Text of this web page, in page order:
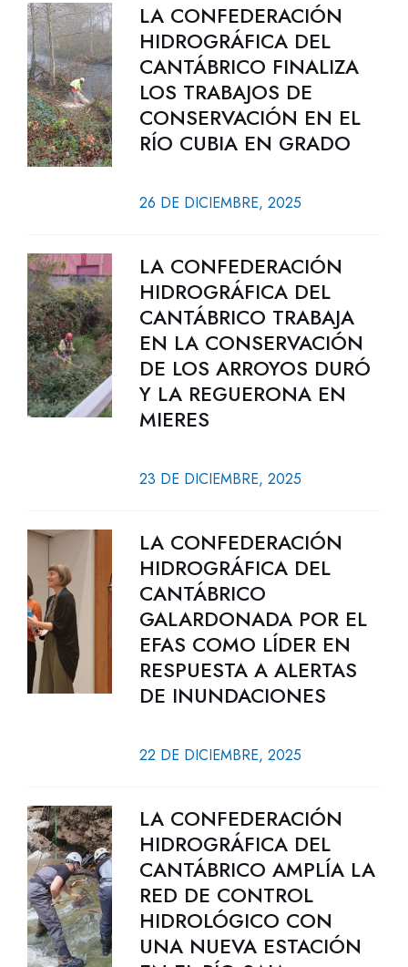
LA CONFEDERACIÓN
HIDROGRÁFICA DEL
CANTÁBRICO FINALIZA
LOS TRABAJOS DE
CONSERVACIÓN EN EL
RÍO CUBIA EN GRADO
26 DE DICIEMBRE, 2025
LA CONFEDERACIÓN
HIDROGRÁFICA DEL
CANTÁBRICO TRABAJA
EN LA CONSERVACIÓN
DE LOS ARROYOS DURÓ
Y LA REGUERONA EN
MIERES
23 DE DICIEMBRE, 2025
LA CONFEDERACIÓN
HIDROGRÁFICA DEL
CANTÁBRICO
GALARDONADA POR EL
EFAS COMO LÍDER EN
RESPUESTA A ALERTAS
DE INUNDACIONES
22 DE DICIEMBRE, 2025
LA CONFEDERACIÓN
HIDROGRÁFICA DEL
CANTÁBRICO AMPLÍA LA
RED DE CONTROL
HIDROLÓGICO CON
UNA NUEVA ESTACIÓN